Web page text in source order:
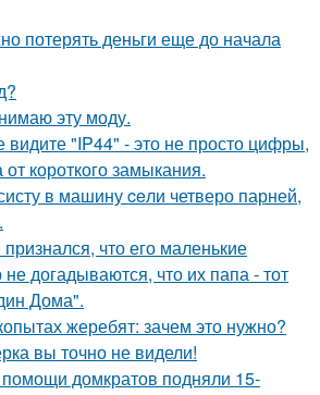
потерять деньги еще до начала
эту моду.
видите "IP44" - это не просто цифры,
короткого замыкания.
в машину ceли четверо парней,
что его маленькие
догадываются, что их папа - тот
Дома".
жеребят: зачем это нужно?
вы точно не видели!
домкратов подняли 15-